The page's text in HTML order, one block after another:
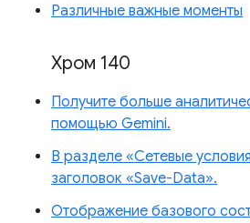
Различные важные моменты
Хром 140
Получите больше
помощью Gemini.
В разделе «Сетевые
заголовок «Save-Data».
Отображение базового